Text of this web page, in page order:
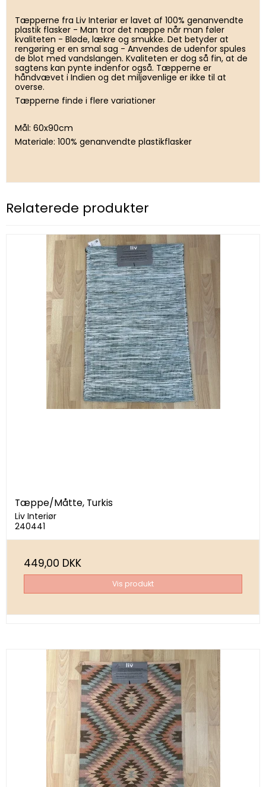
Tæpperne fra Liv Interiør er lavet af 100% genanvendte
plastik flasker - Man tror det næppe når man føler
kvaliteten - Bløde, lækre og smukke. Det betyder at
rengøring er en smal sag - Anvendes de udenfor spules
de blot med vandslangen. Kvaliteten er dog så fin, at de
sagtens kan pynte indenfor også. Tæpperne er
håndvævet i Indien og det miljøvenlige er ikke til at
overse.
Tæpperne finde i flere variationer
Mål: 60x90cm
Materiale: 100% genanvendte plastikflasker
Relaterede produkter
Tæppe/Måtte, Turkis
Liv Interiør
240441
449,00 DKK
Vis produkt